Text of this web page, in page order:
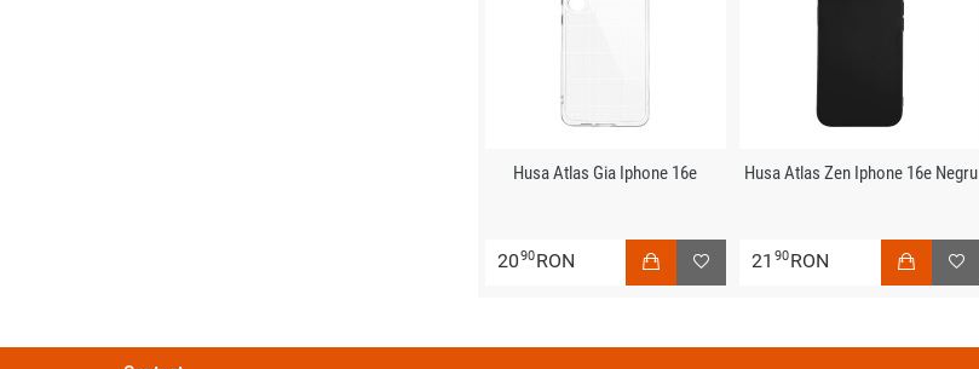
Husa Atlas Gia Iphone 16e
2090RON
Husa Atlas Zen Iphone 16e Negru
21 90RON